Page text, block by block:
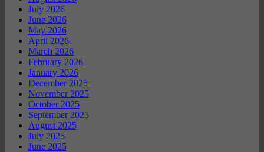
July 2026
June 2026
May 2026
April 2026
March 2026
February 2026
January 2026
December 2025
November 2025
October 2025
September 2025
August 2025
July 2025
June 2025